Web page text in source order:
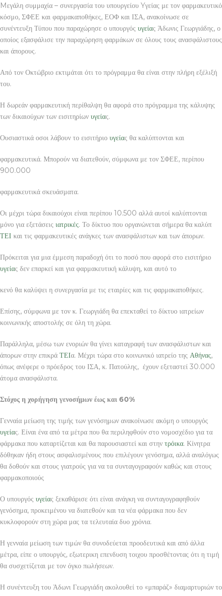
Mεγάλη συμμαχία – συνεργασία του υπουργείου Yγείας με τον φαρμακευτικό
κόσμο, ΣΦΕΕ και φαρμακαποθήκες, ΕΟΦ και ΙΣΑ, ανακοίνωσε σε
συνέντευξη Τύπου που παραχώρησε ο υπουργός υγείας Άδωνις Γεωργιάδης, ο
οποίος εξασφάλισε την παραχώρηση φαρμάκων σε όλους τους ανασφάλιστους
και άπορους.
Από τον Οκτώβριο εκτιμάται ότι το πρόγραμμα θα είναι στην πλήρη εξέλιξή
του.
Η δωρεάν φαρμακευτική περίθαλψη θα αφορά στο πρόγραμμα της κάλυψης
των δικαιούχων των εισιτηρίων υγείας.
Ουσιαστικά οσοι λάβουν το εισιτήριο υγείας θα καλύπτονται και
φαρμακευτικά. Μπορούν να διατεθούν, σύμφωνα με τον ΣΦΕΕ, περίπου
900.000
φαρμακευτικά σκευάσματα.
Οι μέχρι τώρα δικαιούχοι είναι περίπου 10.500 αλλά αυτοί καλύπτονται
μόνο για εξετάσεις ιατρικές. Το δίκτυο που οργανώνεται σήμερα θα καλύπ
ΤΕΙ και τις φαρμακευτικές ανάγκες των ανασφάλιστων και των άπορων.
Πρόκειται για μια έμμεση παραδοχή ότι το ποσό που αφορά στο εισιτήριο
υγείας δεν επαρκεί και για φαρμακευτική κάλυψη, και αυτό το
κενό θα καλύψει η συνεργασία με τις εταιρίες και τις φαρμακαποθήκες.
Επίσης, σύμφωνα με τον κ. Γεωργιάδη θα επεκταθεί το δίκτυο ιατρείων
κοινωνικής αποστολής σε όλη τη χώρα.
Παράλληλα, μέσω των ενοριών θα γίνει καταγραφή των ανασφάλιστων και
άπορων στην επικρά ΤΕΙα. Μέχρι τώρα στο κοινωνικό ιατρείο της Αθήνας,
όπως ανέφερε ο πρόεδρος του ΙΣΑ, κ. Πατούλης, έχουν εξεταστεί 30.000
άτομα ανασφάλιστα.
Στόχος η χορήγηση γενοσήμων έως και 60%
Γενναία μείωση της τιμής των γενόσημων ανακοίνωσε ακόμη ο υπουργός
υγείας. Είναι ένα από τα μέτρα που θα περιληφθούν στο νομοσχέδιο για τα
φάρμακα που καταρτίζεται και θα παρουσιαστεί και στην τρόικα. Κίνητρα
δόθηκαν ήδη στους ασφαλισμένους που επιλέγουν γενόσημα, αλλά αναλόγως
θα δοθούν και στους γιατρούς για να τα συνταγογραφούν καθώς και στους
φαρμακοποιούς
Ο υπουργός υγείας ξεκαθάρισε ότι είναι ανάγκη να συνταγογραφηθούν
γενόσημα, προκειμένου να διατεθούν και τα νέα φάρμακα που δεν
κυκλοφορούν στη χώρα μας τα τελευταία δυο χρόνια.
Η γενναία μείωση των τιμών θα συνοδεύεται προοδευτικά και από άλλα
μέτρα, είπε ο υπουργός, εξωτερικη επενδυση τοιχου προσθέτοντας ότι η τιμή
θα συσχετίζεται με τον όγκο πωλήσεων.
Η συνέντευξη του Άδωνι Γεωργιάδη ακολουθεί το «μπαράζ» διαμαρτυριών το